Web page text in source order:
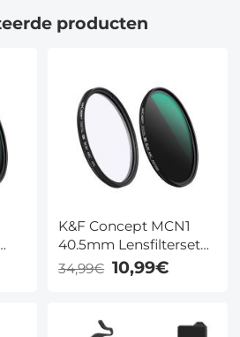
producten
K&F Concept MCN1
40.5mm Lensfilterset
ND1000 CPL Met
34,99€ 10,99€